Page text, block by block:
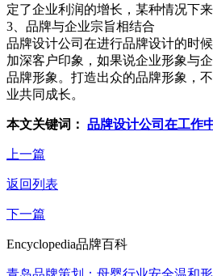
定了企业利润的增长，某种情况下
3、品牌与企业宗旨相结合
品牌设计公司在进行品牌设计的时
加深客户印象，如果说企业形象与
品牌形象。打造出众的品牌形象，
业共同成长。
本文关键词： 品牌设计公司在工作
上一篇
返回列表
下一篇
Encyclopedia品牌百科